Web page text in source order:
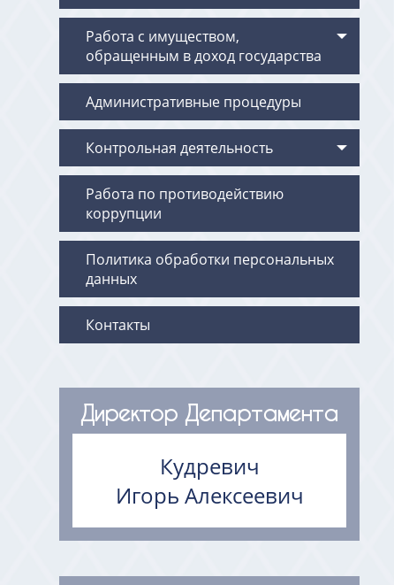
Работа с имуществом,
обращенным в доход государства
Административные процедуры
Контрольная деятельность
Работа по противодействию
коррупции
Политика обработки персональных
данных
Контакты
Директор Департамента
Кудревич
Игорь Алексеевич